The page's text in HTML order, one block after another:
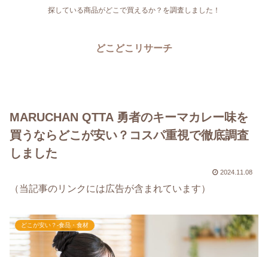
探している商品がどこで買えるか？を調査しました！
どこどこリサーチ
MARUCHAN QTTA 勇者のキーマカレー味を
買うならどこが安い？コスパ重視で徹底調査
しました
2024.11.08
（当記事のリンクには広告が含まれています）
どこが安い？-食品・食材